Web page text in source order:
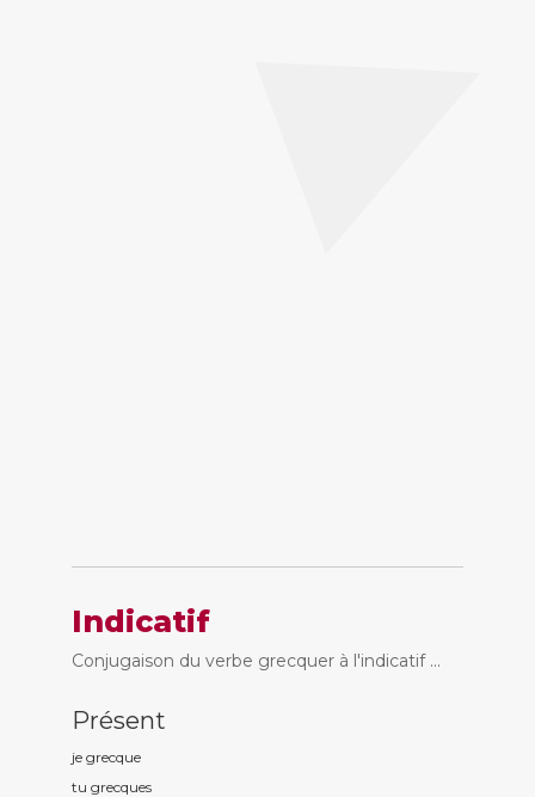
Indicatif
Conjugaison du verbe grecquer à l'indicatif ...
Présent
je grecque
tu grecques